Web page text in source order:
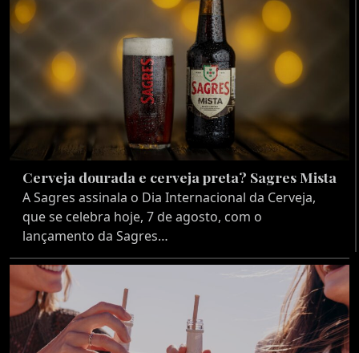
Cerveja dourada e cerveja preta? Sagres Mista
A Sagres assinala o Dia Internacional da Cerveja,
que se celebra hoje, 7 de agosto, com o
lançamento da Sagres…